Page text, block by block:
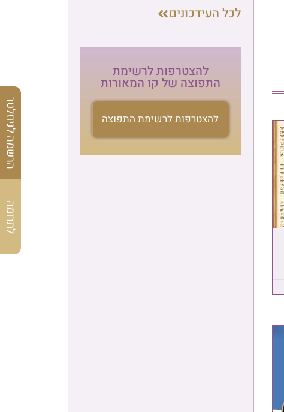
לכל העידכונים
להצטרפות לרשימת
התפוצה של קו המאורות
להצטרפות לרשימת התפוצה הרשמה לניוזלטר
לתרומה